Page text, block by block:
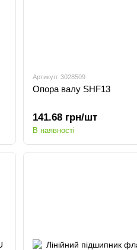
Артикул: 3028509
Опора валу SHF13
141.68 грн/шт
В наявності